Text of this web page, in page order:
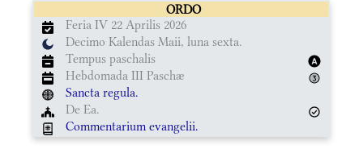
ORDO
Feria IV 22 Aprilis 2026
Decimo Kalendas Maii, luna sexta.
Tempus paschalis
Hebdomada III Paschæ
Sancta regula.
De Ea.
Commentarium evangelii.